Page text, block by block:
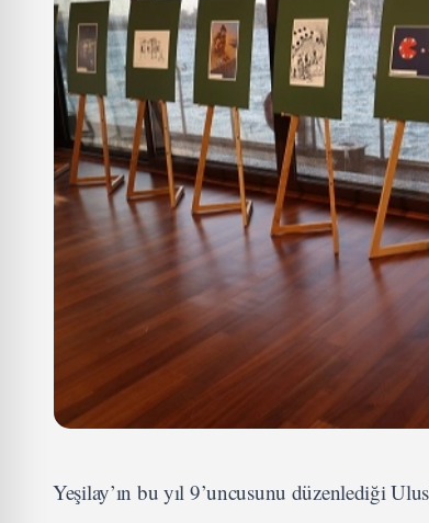
Yeşilay’ın bu yıl 9’uncusunu düzenlediği